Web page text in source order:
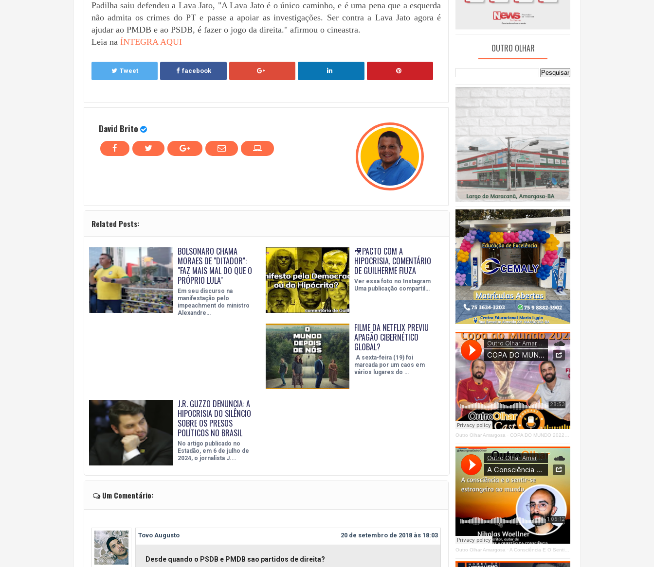
Padilha saiu defendeu a Lava Jato, "A Lava Jato é o único caminho, e é uma pena que a esquerda
não admita os crimes do PT e passe a apoiar as investigações. Ser contra a Lava Jato agora é
ajudar ao PMDB e ao PSDB, é fazer o jogo da direita." afirmou o cineastra.
Leia na ÍNTEGRA AQUI
Tweet facebook
David Brito
Related Posts:
BOLSONARO CHAMA
MORAES DE "DITADOR":
"FAZ MAIS MAL DO QUE O
PRÓPRIO LULA"
Em seu discurso na
manifestação pelo
impeachment do ministro
Alexandre…
🎥PACTO COM A
HIPOCRISIA, COMENTÁRIO
DE GUILHERME FIUZA
Ver essa foto no Instagram
Uma publicação compartil…
FILME DA NETFLIX PREVIU
APAGÃO CIBERNÉTICO
GLOBAL?
A sexta-feira (19) foi
marcada por um caos em
vários lugares do …
J.R. GUZZO DENUNCIA: A
HIPOCRISIA DO SILÊNCIO
SOBRE OS PRESOS
POLÍTICOS NO BRASIL
No artigo publicado no
Estadão, em 6 de julho de
2024, o jornalista J.…
Um Comentário:
Tovo Augusto 20 de setembro de 2018 às 18:03
Desde quando o PSDB e PMDB sao partidos de direita?
OUTRO OLHAR
Outro Olhar Amargosa · COPA DO MUNDO 2022 - OUTRO OLHAR CAST #O1 Right
Outro Olhar Amargosa · A Consciência E O Sentir - Se Estrangeiro Ao Mundo